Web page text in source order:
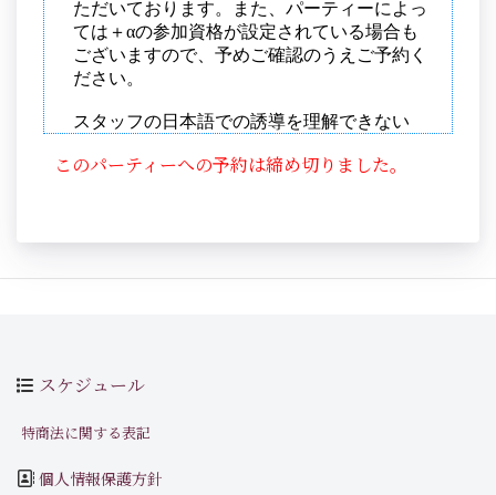
このパーティーへの予約は締め切りました。
スケジュール
特商法に関する表記
個人情報保護方針